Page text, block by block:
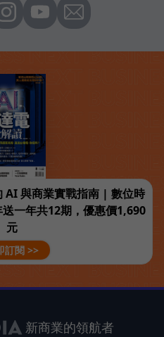
AI 與商業實戰指南 | 數位時
一年共12期，優惠價1,690
元
訂閱 >>
新商業的領航者